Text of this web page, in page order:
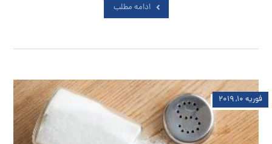
ادامه مطلب
فوریه ۱۰, ۲۰۱۹